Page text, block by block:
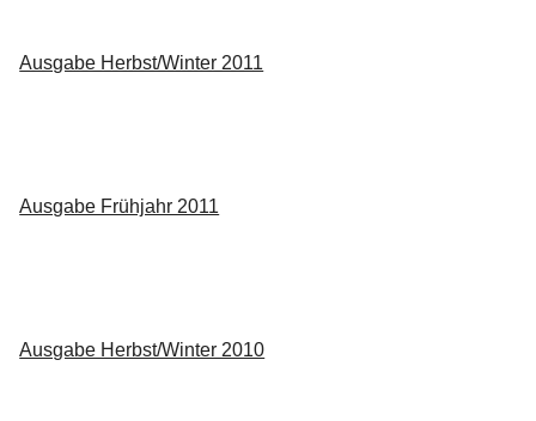
Ausgabe Herbst/Winter 2011
Ausgabe Frühjahr 2011
Ausgabe Herbst/Winter 2010